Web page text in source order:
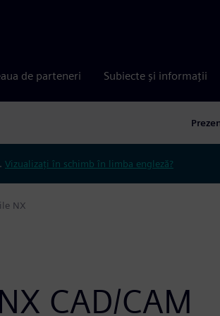
de parteneri Subiecte și informații
Vizualizați în schimb în limba engleză?
NX
CAD/CAM